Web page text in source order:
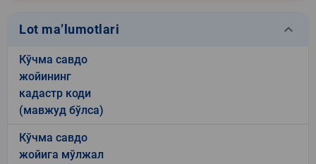
Lot ma’lumotlari keyboard_arrow_down
Кўчма савдо
жойининг
кадастр коди
(мавжуд бўлса)
Кўчма савдо
жойига мўлжал